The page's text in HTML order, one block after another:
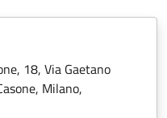
18, Via Gaetano
Milano,